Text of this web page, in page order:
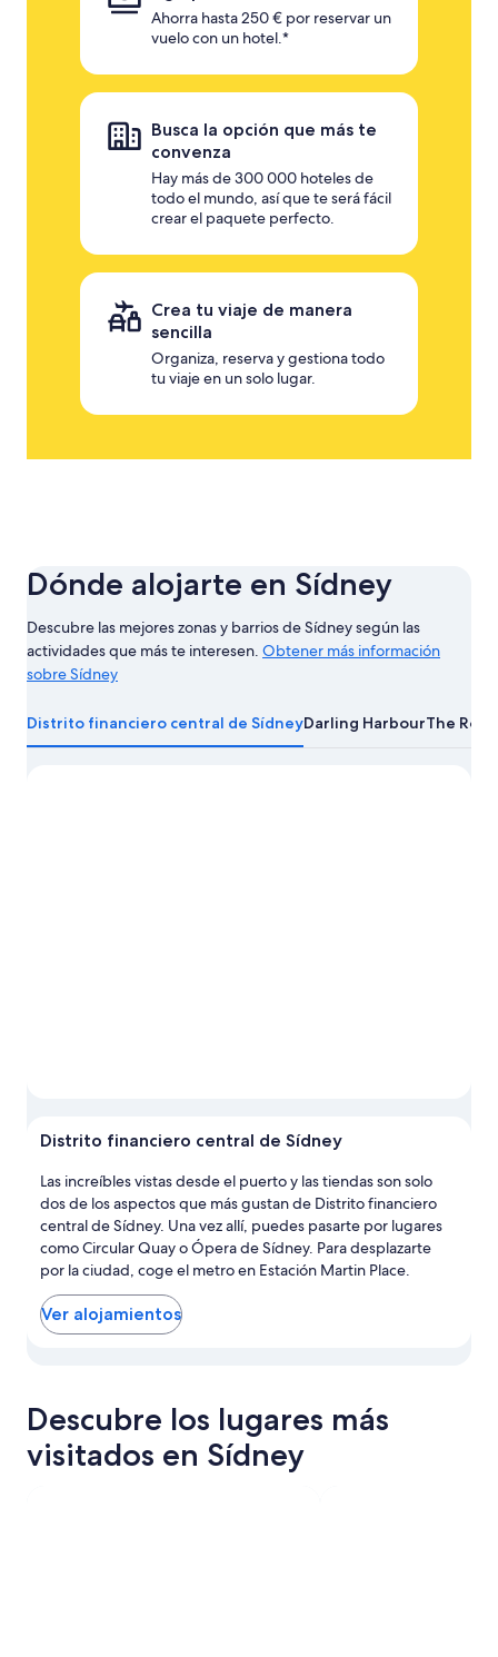
Ahorra hasta 250 € por reservar un
vuelo con un hotel.*
Busca la opción que más te
convenza
Hay más de 300 000 hoteles de
todo el mundo, así que te será fácil
crear el paquete perfecto.
Crea tu viaje de manera
sencilla
Organiza, reserva y gestiona todo
tu viaje en un solo lugar.
Dónde alojarte en Sídney
Descubre las mejores zonas y barrios de Sídney según las
actividades que más te interesen. Obtener más información
sobre Sídney
más
información
sobre
Distrito financiero central de SídneyDarling HarbourThe
Distrito financiero central de Sídney
Las increíbles vistas desde el puerto y las tiendas son solo
dos de los aspectos que más gustan de Distrito financiero
central de Sídney. Una vez allí, puedes pasarte por lugares
como Circular Quay o Ópera de Sídney. Para desplazarte
por la ciudad, coge el metro en Estación Martin Place.
Ver alojamientos
Descubre los lugares más
visitados en Sídney